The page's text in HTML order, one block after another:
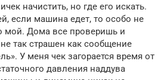
начистить, но где его искать.
если машина едет, то особо не
мой. Дома все проверишь и
так страшен как сообщение
У меня чек загорается время от
давления наддува